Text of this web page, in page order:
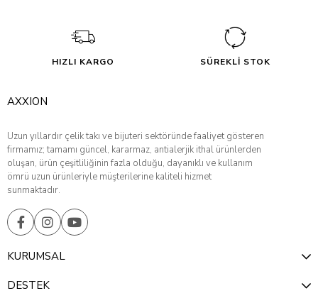
HIZLI KARGO SÜREKLİ STOK
AXXION
Uzun yıllardır çelik takı ve bijuteri sektöründe faaliyet gösteren
firmamız; tamamı güncel, kararmaz, antialerjik ithal ürünlerden
oluşan, ürün çeşitliliğinin fazla olduğu, dayanıklı ve kullanım
ömrü uzun ürünleriyle müşterilerine kaliteli hizmet
sunmaktadır.
KURUMSAL
DESTEK